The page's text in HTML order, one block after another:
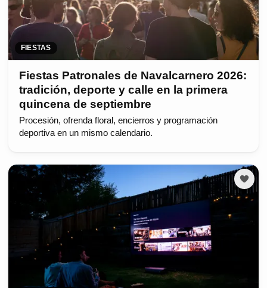
FIESTAS
Fiestas Patronales de Navalcarnero 2026:
tradición, deporte y calle en la primera
quincena de septiembre
Procesión, ofrenda floral, encierros y programación
deportiva en un mismo calendario.